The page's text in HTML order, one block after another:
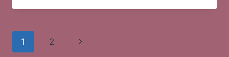
Page
1 2
Next